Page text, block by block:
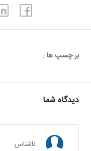
بر چسپ ها :
دیدگاه شما
ناشناس